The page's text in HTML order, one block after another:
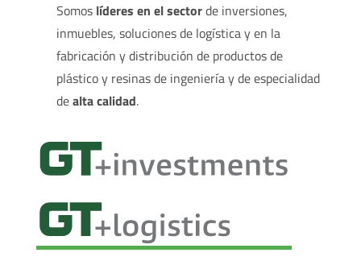
Somos líderes en el sectorde inversiones,
inmuebles, soluciones de logística y en la
fabricación y distribución de productos de
plástico y resinas de ingeniería y de especialidad
dealta calidad.